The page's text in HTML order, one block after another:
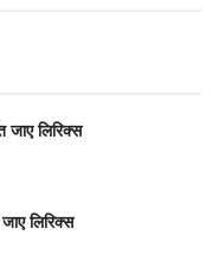
जाए लिरिक्स
लिरिक्स